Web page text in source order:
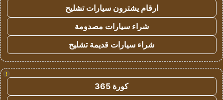
ارقام يشترون سيارات تشليح
شراء سيارات مصدومة
شراء سيارات قديمة تشليح
!
كورة 365